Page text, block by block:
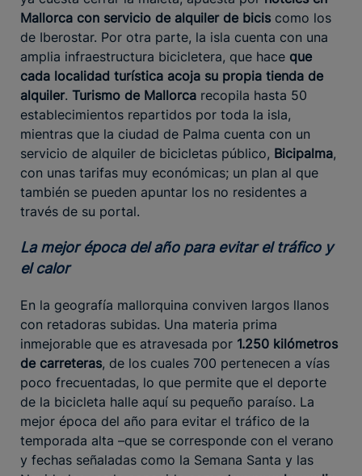
Mallorca con servicio de alquiler de bicis como los
de Iberostar. Por otra parte, la isla cuenta con una
amplia infraestructura bicicletera, que hace que
cada localidad turística acoja su propia tienda de
alquiler. Turismo de Mallorca recopila hasta 50
establecimientos repartidos por toda la isla,
mientras que la ciudad de Palma cuenta con un
servicio de alquiler de bicicletas público, Bicipalma,
con unas tarifas muy económicas; un plan al que
también se pueden apuntar los no residentes a
través de su portal.
La mejor época del año para evitar el tráfico y
el calor
En la geografía mallorquina conviven largos llanos
con retadoras subidas. Una materia prima
inmejorable que es atravesada por 1.250 kilómetros
de carreteras, de los cuales 700 pertenecen a vías
poco frecuentadas, lo que permite que el deporte
de la bicicleta halle aquí su pequeño paraíso. La
mejor época del año para evitar el tráfico de la
temporada alta –que se corresponde con el verano
y fechas señaladas como la Semana Santa y las